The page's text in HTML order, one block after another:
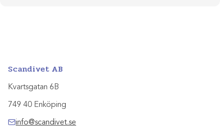
Scandivet AB
Kvartsgatan 6B
749 40 Enköping
info@scandivet.se